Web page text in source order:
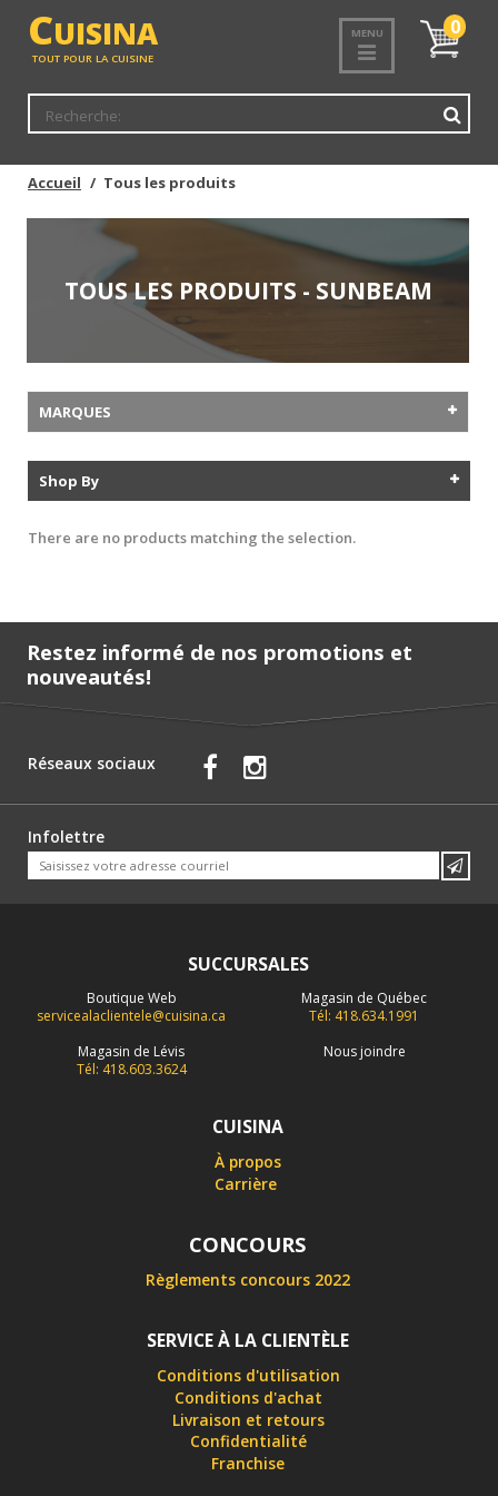
CUISINA
TOUT POUR LA CUISINE
MENU
Mon
panier
0
Accueil Tous les produits
TOUS LES PRODUITS - SUNBEAM
MARQUES
Shop By
There are no products matching the selection.
Restez informé de nos promotions et
nouveautés!
Réseaux sociaux
Infolettre
SUCCURSALES
Boutique Web
servicealaclientele@cuisina.ca
Magasin de Québec
Tél: 418.634.1991
Magasin de Lévis
Tél: 418.603.3624
Nous joindre
CUISINA
À propos
Carrière
CONCOURS
Règlements concours 2022
SERVICE À LA CLIENTÈLE
Conditions d'utilisation
Conditions d'achat
Livraison et retours
Confidentialité
Franchise